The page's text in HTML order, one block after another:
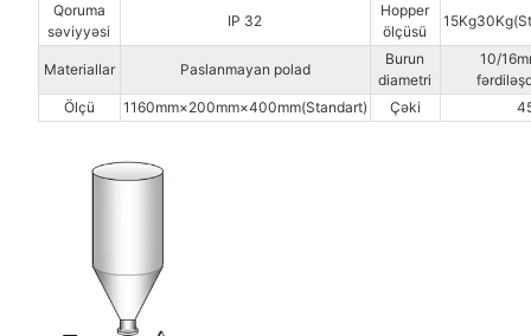
Qoruma
səviyyəsi
IP 32
Hopper
ölçüsü
Materiallar Paslanmayan polad
Burun
diametri
10/
Ölçü
1160mm×200mm×400mm(Standart) Çəki